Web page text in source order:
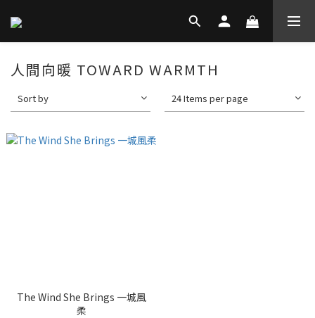
人間向暖 TOWARD WARMTH
Sort by 24 Items per page
The Wind She Brings 一城風
柔